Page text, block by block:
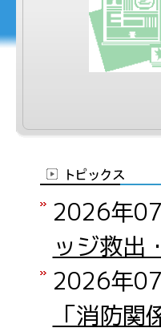
2026年
ッジ救出
2026年
「消防